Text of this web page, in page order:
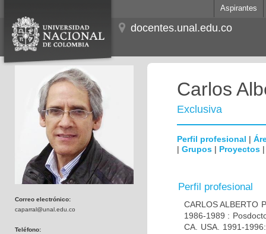
Aspirantes
docentes.unal.edu.co
Correo electrónico:
caparral@unal.edu.co
Teléfono:
Carlos
Exclusiva
Perfil profesional |
| Grupos | Proyectos
Perfil profesional
CARLOS ALBERTO
1986-1989 :
CA. USA. 1991-